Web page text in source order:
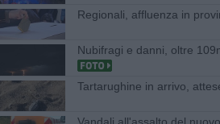
Regionali, affluenza in
Nubifragi e danni, oltre
Tartarughine in arrivo,
Vandali all'assalto del